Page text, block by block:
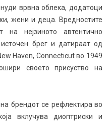
врвна облека, додатоци
жени и деца. Вредностите
на нејзиното автентично
брег и датираат од
Haven, Connecticut во 1949
своето присуство на
брендот се рефлектира во
вклучува диоптриски и